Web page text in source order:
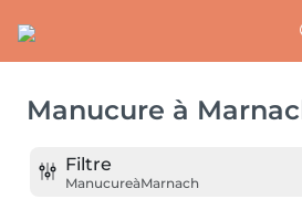
Manucure à
Filtre
ManucureàMarnach